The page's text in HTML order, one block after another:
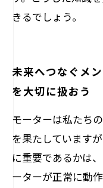
きるでしょう。
未来へつなぐメ
を大切に扱おう
モーターは私たち
を果たしています
に重要であるかは
ーターが正常に動